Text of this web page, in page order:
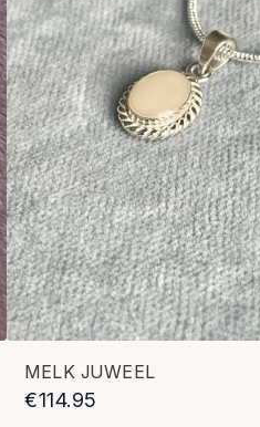
MELK JUWEEL
€114.95